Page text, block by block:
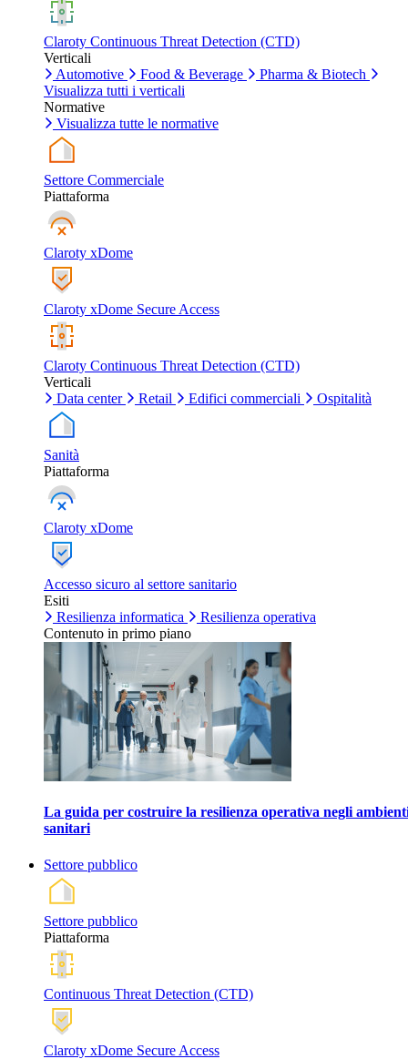
Claroty Continuous Threat Detection (CTD)
Verticali
Automotive
Food & Beverage
Pharma & Biotech
Visualizza tutti i verticali
Normative
Visualizza tutte le normative
Settore Commerciale
Piattaforma
Claroty xDome
Claroty xDome Secure Access
Claroty Continuous Threat Detection (CTD)
Verticali
Data center
Retail Edifici commerciali Ospitalità
Sanità
Piattaforma
Claroty xDome
Accesso sicuro al settore sanitario
Esiti
Resilienza informatica
Resilienza operativa
Contenuto in primo piano
La guida per costruire la resilienza operativa negli
sanitari
Settore pubblico
Settore pubblico
Piattaforma
Continuous Threat Detection (CTD)
Claroty xDome Secure Access